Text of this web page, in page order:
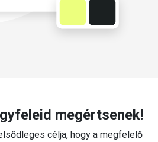
megértsenek!
célja, hogy a megfelelő